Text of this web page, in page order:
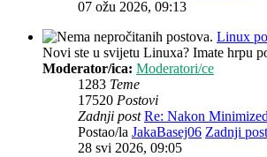
07 ožu 2026, 09:13
Linux
Novi ste u svijetu Linuxa? Imate hrpu
Moderator/ica: Moderatori/ce
1283 Teme
17520 Postovi
Zadnji post Re: Nakon
Postao/la JakaBasej06 Zadnji post
28 svi 2026, 09:05